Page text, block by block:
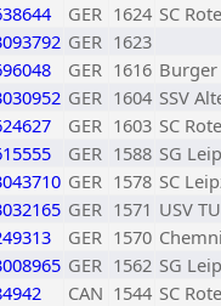
GER 1624 SC
GER 1623
GER 1616 Burger
GER 1604 SSV
GER 1603 SC
GER 1588 SG
GER 1578 SC
GER 1571 USV
GER 1570
GER 1562 SG
CAN 1544 SC